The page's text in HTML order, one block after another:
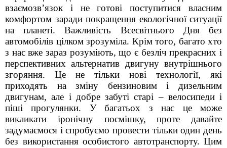
взаємозв’язок і не готові поступитися власним
комфортом заради покращення екологічної ситуації
на планеті. Важливість Всесвітнього Дня без
автомобілів цілком зрозуміла. Крім того, багато хто
з нас вже зараз розуміють, що є безліч прекрасних і
перспективних альтернатив двигуну внутрішнього
згоряння. Це не тільки нові технології, які
приходять на зміну бензиновим і дизельним
двигунам, але і добре забуті старі – велосипеди і
піші прогулянки. У багатьох з нас це може
викликати іронічну посмішку, проте давайте
задумаємося і спробуємо провести тільки один день
без використання особистого автотранспорту. Цим